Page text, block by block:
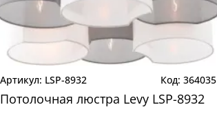
LSP-8932 364035
Потолочная люстра Levy LSP-8932